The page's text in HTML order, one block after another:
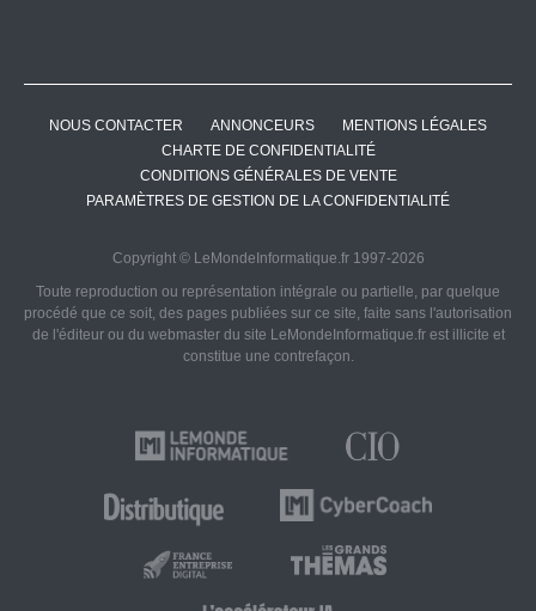
NOUS CONTACTER ANNONCEURS
MENTIONS LÉGALES
CHARTE DE CONFIDENTIALITÉ
CONDITIONS GÉNÉRALES DE VENTE
PARAMÈTRES DE GESTION DE LA CONFIDENTIALITÉ
Copyright © LeMondeInformatique.fr 1997-2026
Toute reproduction ou représentation intégrale ou partielle, par quelque
procédé que ce soit, des pages publiées sur ce site, faite sans l'autorisation
de l'éditeur ou du webmaster du site LeMondeInformatique.fr est illicite et
constitue une contrefaçon.